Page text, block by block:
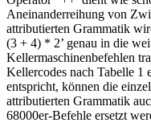
Aneinanderreihung von
attributierten Grammatik
(3 + 4) * 2’ genau in die
Kellermaschinenbefehlen
Kellercodes nach Tabelle 1
entspricht, können die
attributierten Grammatik
68000er-Befehle ersetzt